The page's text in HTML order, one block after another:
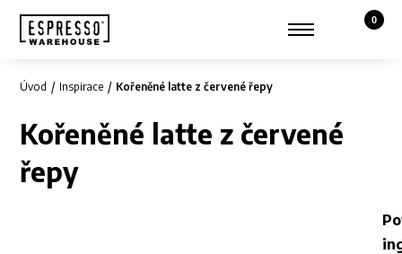
Zobrazit hledání
0
Košík,
Úvod Inspirace Kořeněné latte z červené řepy
Kořeněné latte z červené
řepy